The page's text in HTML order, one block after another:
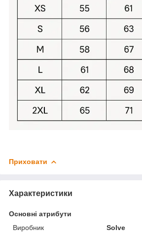
Приховати
Характеристики
Основні атрибути
Виробник
Solve